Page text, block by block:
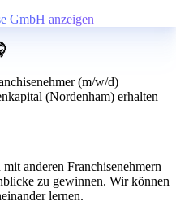
GmbH anzeigen
(m/w/d)
(Nordenham) erhalten
anderen Franchisenehmern
zu gewinnen. Wir können
lernen.